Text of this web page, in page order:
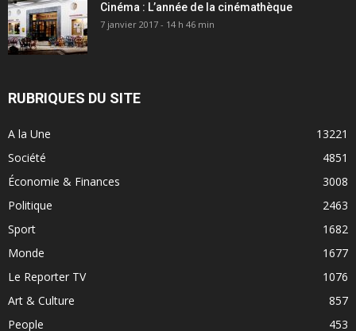
Cinéma : L’année de la cinémathèque
7 janvier 2017 - 14 h 46 min
RUBRIQUES DU SITE
A la Une
13221
Société
4851
Économie & Finances
3008
Politique
2463
Sport
1682
Monde
1677
Le Reporter TV
1076
Art & Culture
857
People
453